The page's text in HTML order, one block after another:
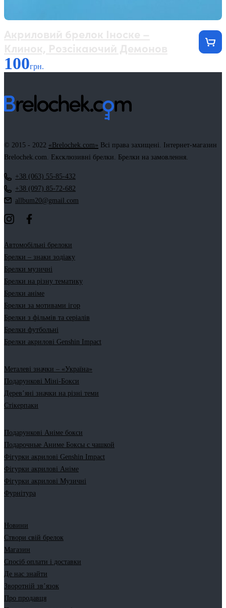
100грн.
© 2015 - 2022 «Brelochek.com» Всі права захищені. Інтернет-магазин
Brelochek.com. Ексклюзивні брелки. Брелки на замовлення.
+38 (063) 55-85-432
+38 (097) 85-72-682
allbum20@gmail.com
Автомобільні брелоки
Брелки – знаки зодіаку
Брелки музичні
Брелки на різну тематику
Брелки аніме
Брелки за мотивами ігор
Брелки з фільмів та серіалів
Брелки футбольні
Брелки акрилові Genshin Impact
Металеві значки – «Україна»
Подарункові Міні-Бокси
Дерев’яні значки на різні теми
Стікерпаки
Подарункові Аніме бокси
Подарочные Аниме Боксы с чашкой
Фігурки акрилові Genshin Impact
Фігурки акрилові Аніме
Фігурки акрилові Музичні
Фурнітура
Новини
Створи свій брелок
Магазин
Спосіб оплати і доставки
Де нас знайти
Зворотній зв’язок
Про продавця